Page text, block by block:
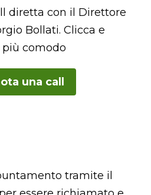
diretta con il Direttore
Bollati. Clicca e
comodo
una call
tramite il